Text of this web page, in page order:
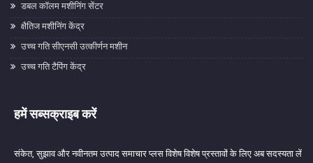
डबल कॉलम मशीनिंग सेंटर
क्षैतिज मशीनिंग केंद्र
उच्च गति सीएनसी उत्कीर्णन मशीन
उच्च गति टैपिंग केंद्र
हमें सब्सक्राइब करें
संकेत, सुझाव और नवीनतम उत्पाद समाचार प्लस विशेष विशेष प्रस्तावों के लिए अब सदस्यता लें